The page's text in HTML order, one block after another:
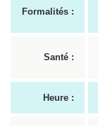
Formalités :
Santé :
Heure :